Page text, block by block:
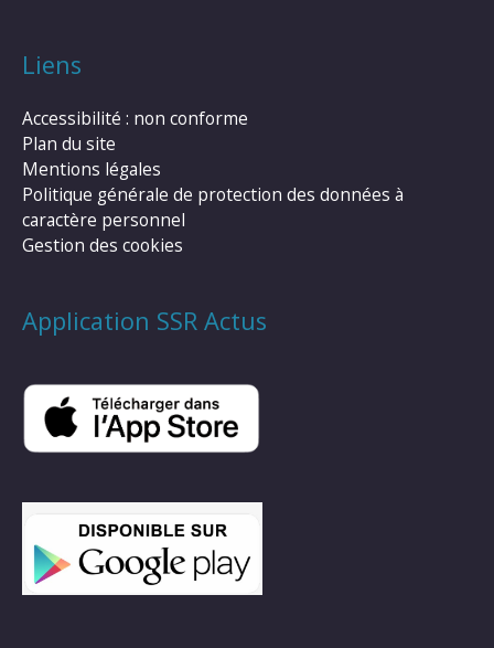
Liens
Accessibilité : non conforme
Plan du site
Mentions légales
Politique générale de protection des données à
caractère personnel
Gestion des cookies
Application SSR Actus